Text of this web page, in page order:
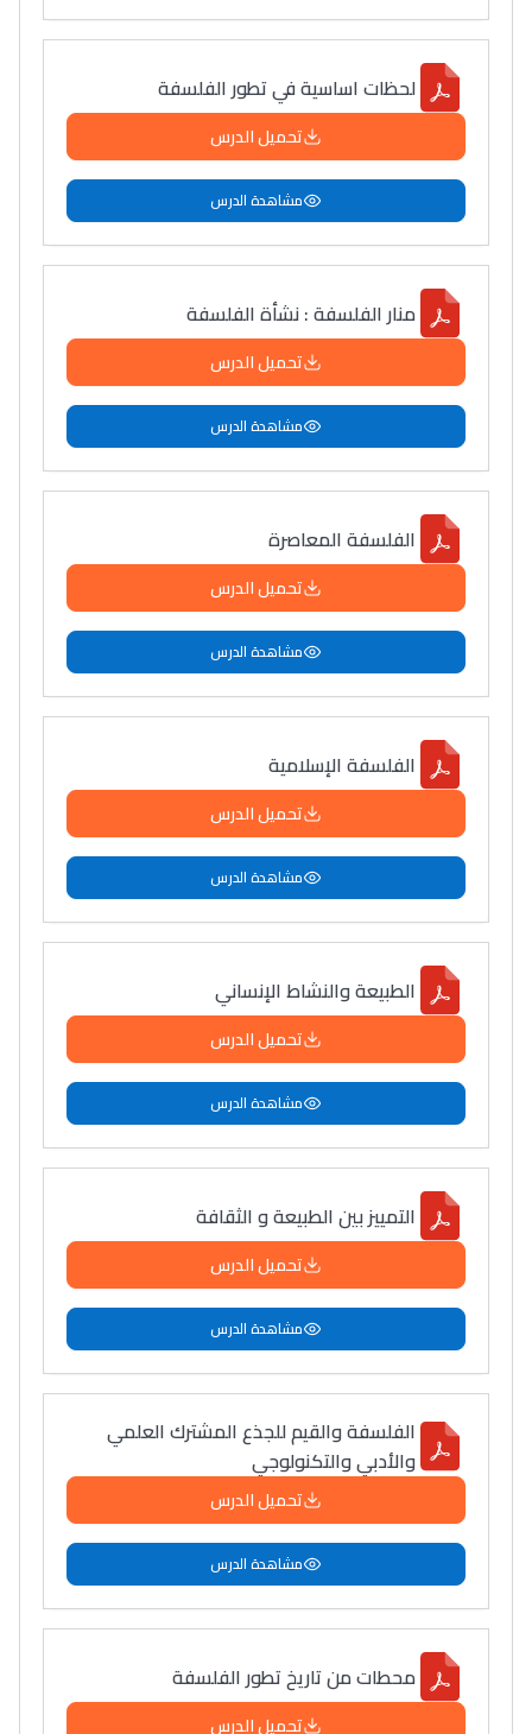
لحظات اساسية في تطور الفلسفة
تحميل الدرس
مشاهدة الدرس
منار الفلسفة : نشأة الفلسفة
تحميل الدرس
مشاهدة الدرس
الفلسفة المعاصرة
تحميل الدرس
مشاهدة الدرس
الفلسفة الإسلامية
تحميل الدرس
مشاهدة الدرس
الطبيعة والنشاط الإنساني
تحميل الدرس
مشاهدة الدرس
التمييز بين الطبيعة و الثقافة
تحميل الدرس
مشاهدة الدرس
الفلسفة والقيم للجذع المشترك العلمي
والأدبي والتكنولوجي
تحميل الدرس
مشاهدة الدرس
محطات من تاريخ تطور الفلسفة
تحميل الدرس